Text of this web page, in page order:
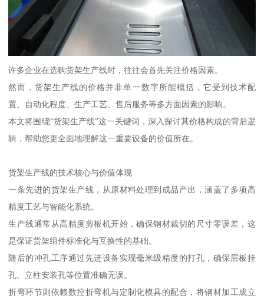
许多企业在选购货架生产线时，往往会首先关注价格因素。
然而，货架生产线的价格并非单一数字所能概括，它受到技术配
置、自动化程度、生产工艺、售后服务等多方面因素的影响。
本文将围绕“货架生产线”这一关键词，深入探讨其价格构成的背后逻
辑，帮助您更全面地理解这一重要设备的价值所在。
货架生产线的技术核心与价值体现
一条先进的货架生产线，从原材料处理到成品产出，涵盖了多项高
精度工艺与智能化系统。
生产线通常从高精度剪板机开始，确保钢材裁切的尺寸零误差，这
是保证货架组件标准化与互换性的基础。
随后的冲孔工序通过先进设备实现毫米级精度的打孔，确保层板挂
孔、立柱安装孔等位置准确无误。
折弯环节则依赖数控折弯机与定制化模具的配合，将钢材加工成立